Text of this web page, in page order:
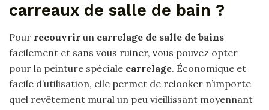
carreaux de salle de bain ?
Pour recouvrir un carrelage de salle de bains
facilement et sans vous ruiner, vous pouvez opter
pour la peinture spéciale carrelage. Économique et
facile d’utilisation, elle permet de relooker n’importe
quel revêtement mural un peu vieillissant moyennant